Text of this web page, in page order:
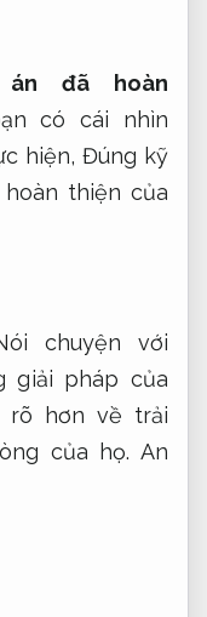
đã hoàn
có cái nhìn
hiện, Đúng kỹ
thiện của
chuyện với
giải pháp của
rõ hơn về trải
của họ. An